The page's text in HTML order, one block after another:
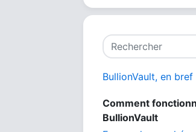
BullionVault, en bref
Comment
BullionVault